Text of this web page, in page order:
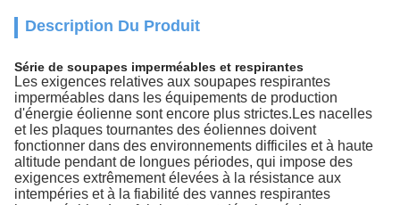
Description Du Produit
Série de soupapes imperméables et respirantes
Les exigences relatives aux soupapes respirantes
imperméables dans les équipements de production
d'énergie éolienne sont encore plus strictes.Les nacelles
et les plaques tournantes des éoliennes doivent
fonctionner dans des environnements difficiles et à haute
altitude pendant de longues périodes, qui impose des
exigences extrêmement élevées à la résistance aux
intempéries et à la fiabilité des vannes respirantes